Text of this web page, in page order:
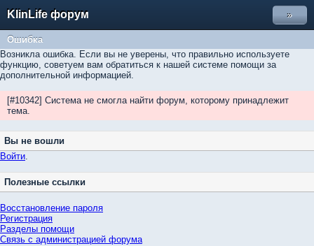
KlinLife форум »
Ошибка
Возникла ошибка. Если вы не уверены, что правильно используете
функцию, советуем вам обратиться к нашей системе помощи за
дополнительной информацией.
[#10342] Система не смогла найти форум, которому принадлежит
тема.
Вы не вошли
Войти.
Полезные ссылки
Восстановление пароля
Регистрация
Разделы помощи
Связь с администрацией форума